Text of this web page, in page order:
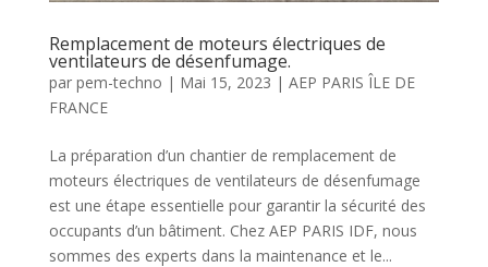
Remplacement de moteurs électriques de
ventilateurs de désenfumage.
par pem-techno | Mai 15, 2023 | AEP PARIS ÎLE DE
FRANCE
La préparation d’un chantier de remplacement de
moteurs électriques de ventilateurs de désenfumage
est une étape essentielle pour garantir la sécurité des
occupants d’un bâtiment. Chez AEP PARIS IDF, nous
sommes des experts dans la maintenance et le...